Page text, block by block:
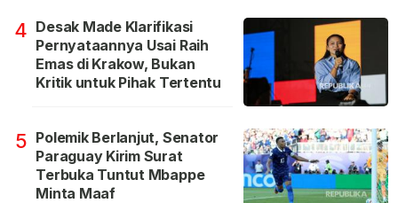
4 Desak Made Klarifikasi
Pernyataannya Usai Raih
Emas di Krakow, Bukan
Kritik untuk Pihak Tertentu
5 Polemik Berlanjut, Senator
Paraguay Kirim Surat
Terbuka Tuntut Mbappe
Minta Maaf